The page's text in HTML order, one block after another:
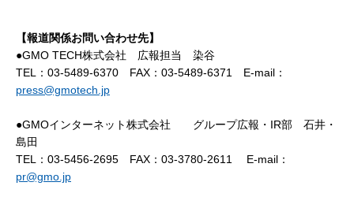
【報道関係お問い合わせ先】
●GMO TECH株式会社 広報担当 染谷
TEL：03-5489-6370 FAX：03-5489-6371 E-mail：
press@gmotech.jp
●GMOインターネット株式会社 グループ広報・IR部 石井・
島田
TEL：03-5456-2695 FAX：03-3780-2611 E-mail：
pr@gmo.jp